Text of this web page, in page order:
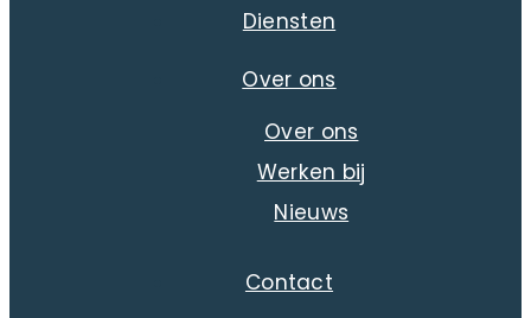
Diensten
Over ons
Over ons
Werken bij
Nieuws
Contact